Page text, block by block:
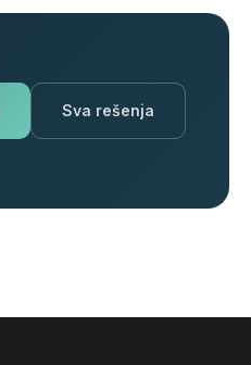
Sva rešenja